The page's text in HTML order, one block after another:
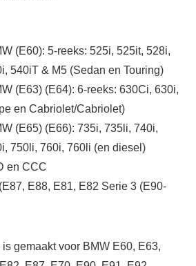
(E60): 5-reeks: 525i, 525it, 528i,
540iT & M5 (Sedan en Touring)
(E63) (E64): 6-reeks: 630Ci, 630i,
en Cabriolet/Cabriolet)
(E65) (E66): 735i, 735li, 740i,
750li, 760i, 760li (en diesel)
en CCC
E88, E81, E82 Serie 3 (E90-
gemaakt voor BMW E60, E63,